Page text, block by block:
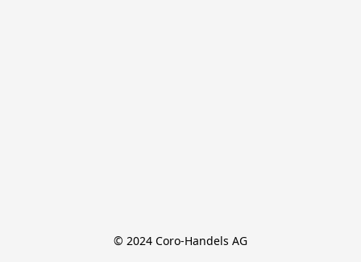
© 2024 Coro-Handels AG